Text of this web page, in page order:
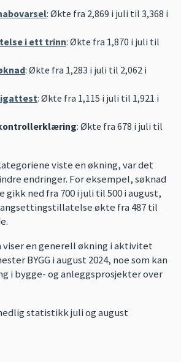
: Økte fra 2,869 i juli til 3,368 i
i ett trinn: Økte fra 1,870 i juli til
: Økte fra 1,283 i juli til 2,062 i
: Økte fra 1,115 i juli til 1,921 i
: Økte fra 678 i juli til
viste en økning, var det
endringer. For eksempel, søknad
ned fra 700 i juli til 500 i august,
økte fra 487 til
en generell økning i aktivitet
BYGG i august 2024, noe som kan
i bygge- og anleggsprosjekter over
statistikk juli og august